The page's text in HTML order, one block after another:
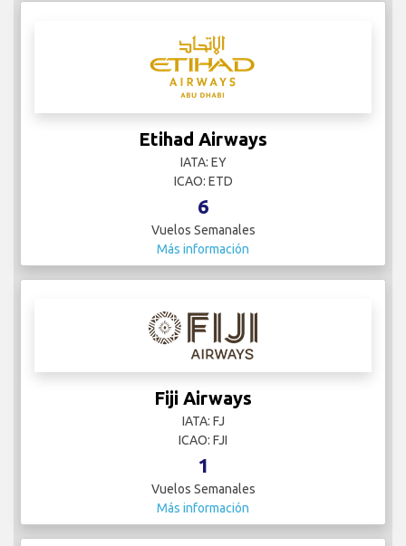
Etihad Airways
IATA: EY
ICAO: ETD
6
Vuelos Semanales
Más información
Fiji Airways
IATA: FJ
ICAO: FJI
1
Vuelos Semanales
Más información